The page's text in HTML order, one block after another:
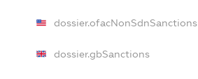
dossier.ofacNonSdnSanctions
dossier.gbSanctions